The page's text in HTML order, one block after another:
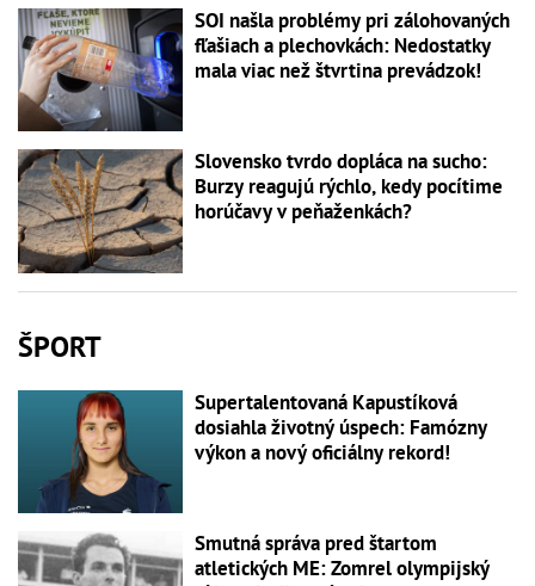
SOI našla problémy pri zálohovaných
fľašiach a plechovkách: Nedostatky
mala viac než štvrtina prevádzok!
Slovensko tvrdo dopláca na sucho:
Burzy reagujú rýchlo, kedy pocítime
horúčavy v peňaženkách?
ŠPORT
Supertalentovaná Kapustíková
dosiahla životný úspech: Famózny
výkon a nový oficiálny rekord!
Smutná správa pred štartom
atletických ME: Zomrel olympijský